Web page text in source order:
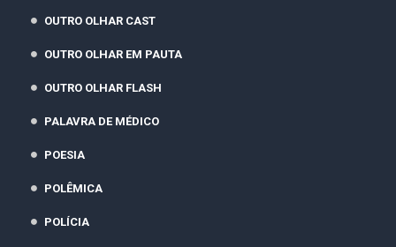
OUTRO OLHAR CAST
OUTRO OLHAR EM PAUTA
OUTRO OLHAR FLASH
PALAVRA DE MÉDICO
POESIA
POLÊMICA
POLÍCIA